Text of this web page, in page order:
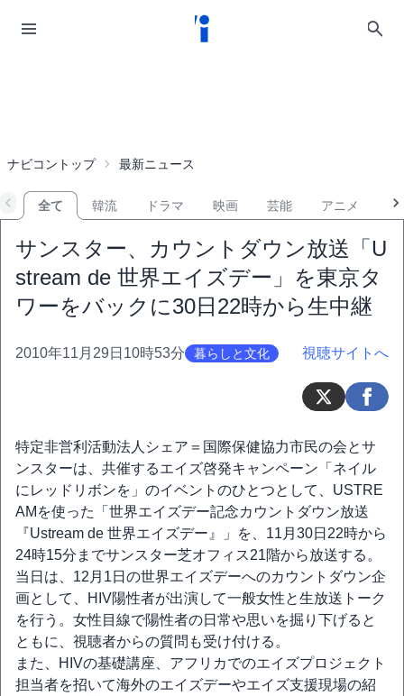
ナビコントップ 最新ニュース
全て 韓流 ドラマ 映画 芸能 アニメ
サンスター、カウントダウン放送「U
stream de 世界エイズデー」を東京タ
ワーをバックに30日22時から生中継
2010年11月29日10時53分 暮らしと文化 視聴サイトへ
特定非営利活動法人シェア＝国際保健協力市民の会とサ
ンスターは、共催するエイズ啓発キャンペーン「ネイル
にレッドリボンを」のイベントのひとつとして、USTRE
AMを使った「世界エイズデー記念カウントダウン放送
『Ustream de 世界エイズデー』」を、11月30日22時から
24時15分までサンスター芝オフィス21階から放送する。
当日は、12月1日の世界エイズデーへのカウントダウン企
画として、HIV陽性者が出演して一般女性と生放送トーク
を行う。女性目線で陽性者の日常や思いを掘り下げると
ともに、視聴者からの質問も受け付ける。
また、HIVの基礎講座、アフリカでのエイズプロジェクト
担当者を招いて海外のエイズデーやエイズ支援現場の紹